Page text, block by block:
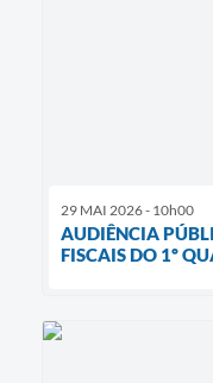
29 MAI 2026 - 10h00
AUDIÊNCIA
FISCAIS DO 1º